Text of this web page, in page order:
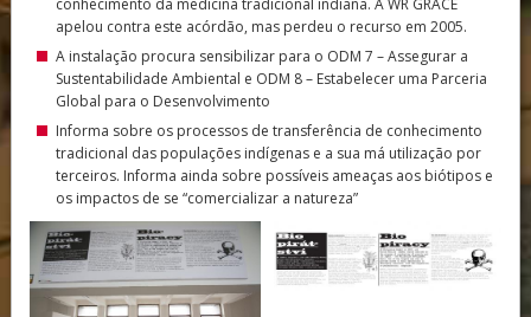
apelou contra este acórdão, mas perdeu o recurso em 2005.
A instalação procura sensibilizar para o ODM 7 – Assegurar a
Sustentabilidade Ambiental e ODM 8 – Estabelecer uma Parceria
Global para o Desenvolvimento
Informa sobre os processos de transferência de conhecimento
tradicional das populações indígenas e a sua má utilização por
terceiros. Informa ainda sobre possíveis ameaças aos biótipos e
os impactos de se “comercializar a natureza”